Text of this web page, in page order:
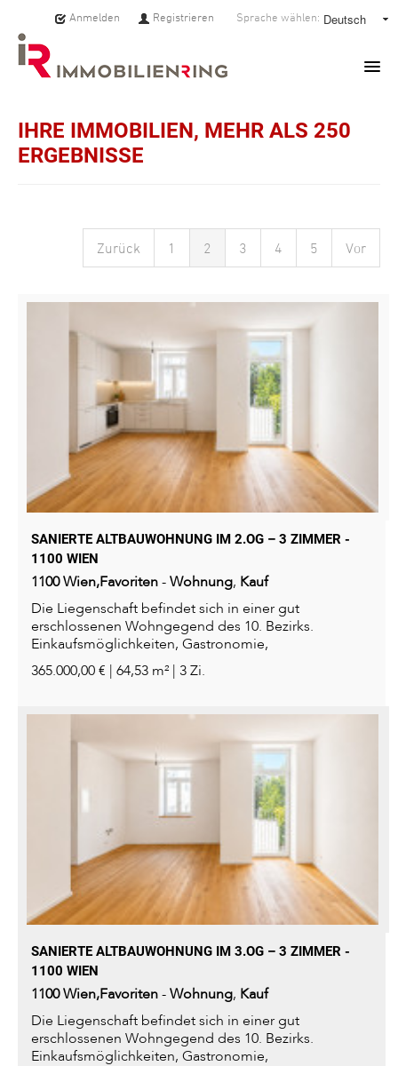
Sprache wählen:
Anmelden Registrieren
HOME
PRESSE
IHRE IMMOBILIEN, MEHR ALS 250
ERGEBNISSE
Zurück 1 2 3 4 5 Vor
SANIERTE ALTBAUWOHNUNG IM 2.OG – 3 ZIMMER -
1100 WIEN
1100Wien,Favoriten-Wohnung, Kauf
Die Liegenschaft befindet sich in einer gut
erschlossenen Wohngegend des 10. Bezirks.
Einkaufsmöglichkeiten, Gastronomie,
Bildungseinrichtungen sowie öffentliche...
365.000,00 € | 64,53 m² | 3 Zi.
SANIERTE ALTBAUWOHNUNG IM 3.OG – 3 ZIMMER -
1100 WIEN
1100Wien,Favoriten-Wohnung, Kauf
Die Liegenschaft befindet sich in einer gut
erschlossenen Wohngegend des 10. Bezirks.
Einkaufsmöglichkeiten, Gastronomie,